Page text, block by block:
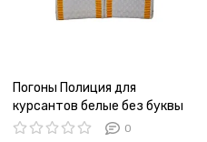
Погоны Полиция для
курсантов белые без буквы
0